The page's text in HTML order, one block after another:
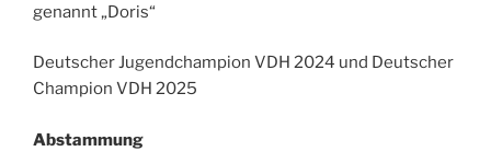
genannt „Doris“
Deutscher Jugendchampion VDH 2024 und Deutscher
Champion VDH 2025
Abstammung